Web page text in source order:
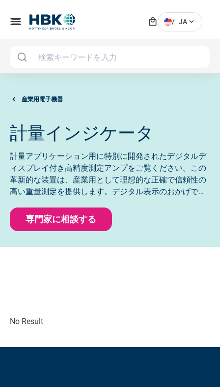
menu local_mall / JA expand_more
産業用電子機器
計量インジケータ
計量アプリケーション用に特別に開発されたデジタルデ
ィスプレイ付き高精度測定アンプをご覧ください。この
革新的な装置は、産業用として理想的な正確で信頼性の
高い重量測定を提供します。デジタル表示のおかげで、
の効率と精度が大幅に向上します。
専門家に相談する
No Result